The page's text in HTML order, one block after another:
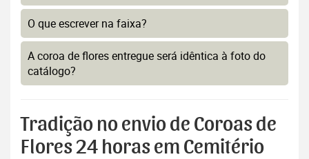
O que escrever na faixa?
A coroa de flores entregue será idêntica à foto do
catálogo?
Tradição no envio de Coroas de
Flores 24 horas em Cemitério